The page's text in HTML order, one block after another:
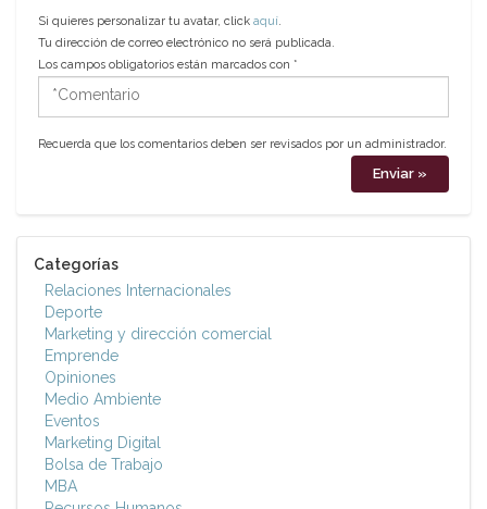
Si quieres personalizar tu avatar, click aquí.
Tu dirección de correo electrónico no será publicada.
Los campos obligatorios están marcados con *
*Comentario
Recuerda que los comentarios deben ser revisados por un administrador.
Categorías
Relaciones Internacionales
Deporte
Marketing y dirección comercial
Emprende
Opiniones
Medio Ambiente
Eventos
Marketing Digital
Bolsa de Trabajo
MBA